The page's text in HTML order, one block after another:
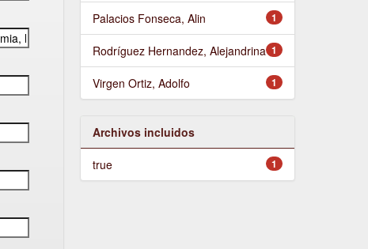
1
Palacios Fonseca, Alin
1
Rodríguez Hernandez, Alejandrina
1
Virgen Ortiz, Adolfo
Archivos incluidos
1
true